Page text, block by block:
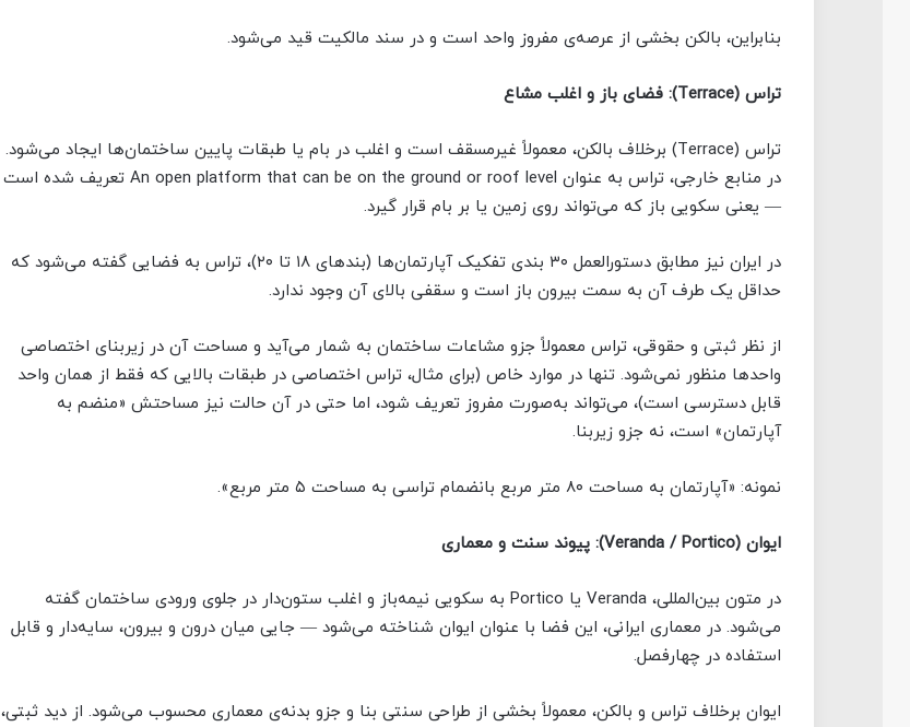
بنابراین، بالکن بخشی از عرصه‌ی مفروز واحد است و در سند مالکیت قید می‌شود.
تراس (Terrace): فضای باز و اغلب مشاع
تراس (Terrace) برخلاف بالکن، معمولاً غیرمسقف است و اغلب در بام یا طبقات پایین ساختمان‌ها ایجاد می‌شود.
در منابع خارجی، تراس به عنوان An open platform that can be on the ground or roof level تعریف شده است
— یعنی سکویی باز که می‌تواند روی زمین یا بر بام قرار گیرد.
در ایران نیز مطابق دستورالعمل ۳۰ بندی تفکیک آپارتمان‌ها (بندهای ۱۸ تا ۲۰)، تراس به فضایی گفته می‌شود که
حداقل یک طرف آن به سمت بیرون باز است و سقفی بالای آن وجود ندارد.
از نظر ثبتی و حقوقی، تراس معمولاً جزو مشاعات ساختمان به شمار می‌آید و مساحت آن در زیربنای اختصاصی
واحدها منظور نمی‌شود. تنها در موارد خاص (برای مثال، تراس اختصاصی در طبقات بالایی که فقط از همان واحد
قابل دسترسی است)، می‌تواند به‌صورت مفروز تعریف شود، اما حتی در آن حالت نیز مساحتش «منضم به
آپارتمان» است، نه جزو زیربنا.
نمونه: «آپارتمان به مساحت ۸۰ متر مربع بانضمام تراسی به مساحت ۵ متر مربع».
ایوان (Veranda / Portico): پیوند سنت و معماری
در متون بین‌المللی، Veranda یا Portico به سکویی نیمه‌باز و اغلب ستون‌دار در جلوی ورودی ساختمان گفته
می‌شود. در معماری ایرانی، این فضا با عنوان ایوان شناخته می‌شود — جایی میان درون و بیرون، سایه‌دار و قابل
استفاده در چهارفصل.
ایوان برخلاف تراس و بالکن، معمولاً بخشی از طراحی سنتی بنا و جزو بدنه‌ی معماری محسوب می‌شود. از دید ثبتی،